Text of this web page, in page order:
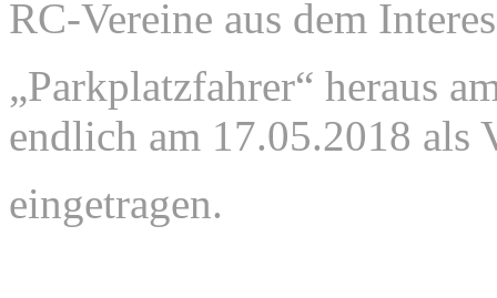
RC-Vereine aus dem
„Parkplatzfahrer“ heraus
endlich am 17.05.2018 als
eingetragen.